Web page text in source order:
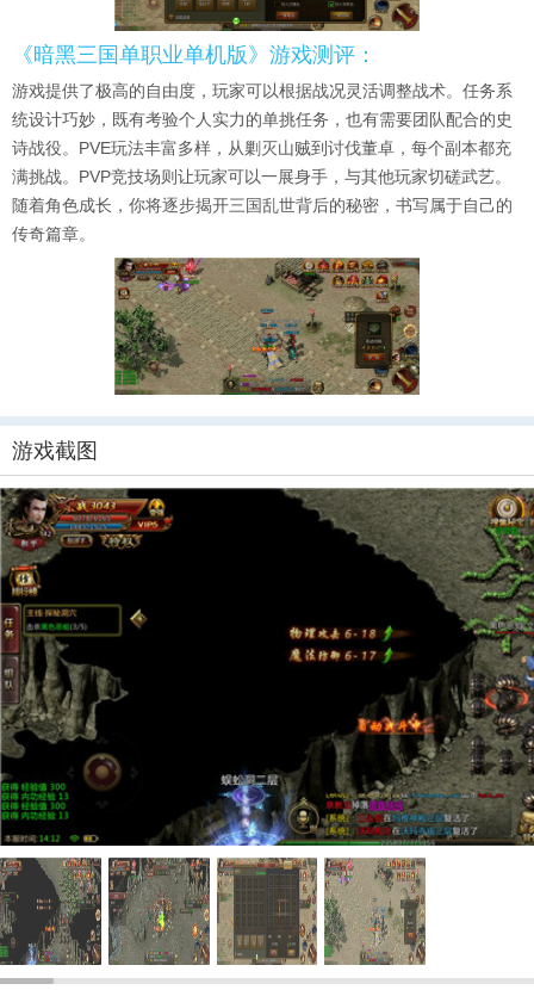
《暗黑三国单职业单机版》游戏测评：
游戏提供了极高的自由度，玩家可以根据战况灵活调整战术。任务系
统设计巧妙，既有考验个人实力的单挑任务，也有需要团队配合的史
诗战役。PVE玩法丰富多样，从剿灭山贼到讨伐董卓，每个副本都充
满挑战。PVP竞技场则让玩家可以一展身手，与其他玩家切磋武艺。
随着角色成长，你将逐步揭开三国乱世背后的秘密，书写属于自己的
传奇篇章。
游戏截图